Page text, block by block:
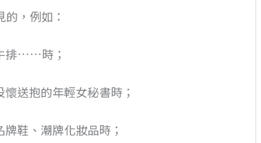
，例如：
排……時；
送抱的年輕女秘書時；
鞋、潮牌化妝品時；